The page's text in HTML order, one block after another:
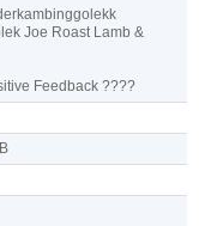
Joe Roast Lamb &
Feedback ????